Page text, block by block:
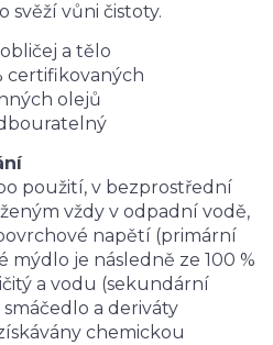
svěží vůni čistoty.
a tělo
certifikovaných
olejů
použití, v bezprostřední
vždy v odpadní vodě,
napětí (primární
mýdlo je následně ze 100 %
a vodu (sekundární
a deriváty
chemickou